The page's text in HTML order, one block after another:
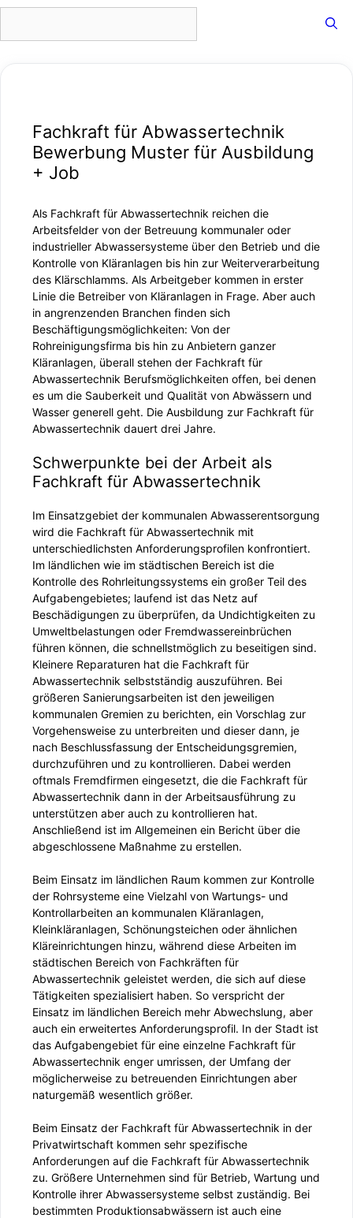
Zum
springen
Fachkraft für Abwassertechnik
Bewerbung Muster für Ausbildung
+ Job
Als Fachkraft für Abwassertechnik reichen die
Arbeitsfelder von der Betreuung kommunaler oder
industrieller Abwassersysteme über den Betrieb und die
Kontrolle von Kläranlagen bis hin zur Weiterverarbeitung
des Klärschlamms. Als Arbeitgeber kommen in erster
Linie die Betreiber von Kläranlagen in Frage. Aber auch
in angrenzenden Branchen finden sich
Beschäftigungsmöglichkeiten: Von der
Rohreinigungsfirma bis hin zu Anbietern ganzer
Kläranlagen, überall stehen der Fachkraft für
Abwassertechnik Berufsmöglichkeiten offen, bei denen
es um die Sauberkeit und Qualität von Abwässern und
Wasser generell geht. Die Ausbildung zur Fachkraft für
Abwassertechnik dauert drei Jahre.
Schwerpunkte bei der Arbeit als
Fachkraft für Abwassertechnik
Im Einsatzgebiet der kommunalen Abwasserentsorgung
wird die Fachkraft für Abwassertechnik mit
unterschiedlichsten Anforderungsprofilen konfrontiert.
Im ländlichen wie im städtischen Bereich ist die
Kontrolle des Rohrleitungssystems ein großer Teil des
Aufgabengebietes; laufend ist das Netz auf
Beschädigungen zu überprüfen, da Undichtigkeiten zu
Umweltbelastungen oder Fremdwassereinbrüchen
führen können, die schnellstmöglich zu beseitigen sind.
Kleinere Reparaturen hat die Fachkraft für
Abwassertechnik selbstständig auszuführen. Bei
größeren Sanierungsarbeiten ist den jeweiligen
kommunalen Gremien zu berichten, ein Vorschlag zur
Vorgehensweise zu unterbreiten und dieser dann, je
nach Beschlussfassung der Entscheidungsgremien,
durchzuführen und zu kontrollieren. Dabei werden
oftmals Fremdfirmen eingesetzt, die die Fachkraft für
Abwassertechnik dann in der Arbeitsausführung zu
unterstützen aber auch zu kontrollieren hat.
Anschließend ist im Allgemeinen ein Bericht über die
abgeschlossene Maßnahme zu erstellen.
Beim Einsatz im ländlichen Raum kommen zur Kontrolle
der Rohrsysteme eine Vielzahl von Wartungs- und
Kontrollarbeiten an kommunalen Kläranlagen,
Kleinkläranlagen, Schönungsteichen oder ähnlichen
Kläreinrichtungen hinzu, während diese Arbeiten im
städtischen Bereich von Fachkräften für
Abwassertechnik geleistet werden, die sich auf diese
Tätigkeiten spezialisiert haben. So verspricht der
Einsatz im ländlichen Bereich mehr Abwechslung, aber
auch ein erweitertes Anforderungsprofil. In der Stadt ist
das Aufgabengebiet für eine einzelne Fachkraft für
Abwassertechnik enger umrissen, der Umfang der
möglicherweise zu betreuenden Einrichtungen aber
naturgemäß wesentlich größer.
Beim Einsatz der Fachkraft für Abwassertechnik in der
Privatwirtschaft kommen sehr spezifische
Anforderungen auf die Fachkraft für Abwassertechnik
zu. Größere Unternehmen sind für Betrieb, Wartung und
Kontrolle ihrer Abwassersysteme selbst zuständig. Bei
bestimmten Produktionsabwässern ist auch eine